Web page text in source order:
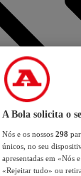
A Bola solicita o
Nós e os nossos 298
únicos, no seu
apresentadas em «Nós
«Rejeitar tudo» ou